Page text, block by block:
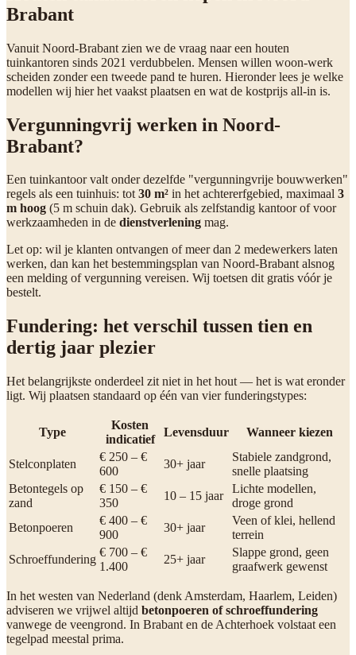
Brabant
Vanuit Noord-Brabant zien we de vraag naar een houten
tuinkantoren sinds 2021 verdubbelen. Mensen willen woon-werk
scheiden zonder een tweede pand te huren. Hieronder lees je welke
modellen wij hier het vaakst plaatsen en wat de kostprijs all-in is.
Vergunningvrij werken in Noord-
Brabant?
Een tuinkantoor valt onder dezelfde "vergunningvrije bouwwerken"
regels als een tuinhuis: tot30 m² in het achtererfgebied, maximaal 3
m hoog (5 m schuin dak). Gebruik als zelfstandig kantoor of voor
werkzaamheden in de dienstverlening mag.
Let op: wil je klanten ontvangen of meer dan 2 medewerkers laten
werken, dan kan het bestemmingsplan van Noord-Brabant alsnog
een melding of vergunning vereisen. Wij toetsen dit gratis vóór je
bestelt.
Fundering: het verschil tussen tien en
dertig jaar plezier
Het belangrijkste onderdeel zit niet in het hout — het is wat eronder
ligt. Wij plaatsen standaard op één van vier funderingstypes:
Type
Kosten
indicatief
Levensduur Wanneer kiezen
Stelconplaten
€ 250 – €
600
30+ jaar
Stabiele zandgrond,
snelle plaatsing
Betontegels op
zand
€ 150 – €
350
10 – 15 jaar
Lichte modellen,
droge grond
Betonpoeren
€ 400 – €
900
30+ jaar
Veen of klei, hellend
terrein
Schroeffundering
€ 700 – €
1.400
25+ jaar
Slappe grond, geen
graafwerk gewenst
In het westen van Nederland (denk Amsterdam, Haarlem, Leiden)
adviseren we vrijwel altijd betonpoeren of schroeffundering
vanwege de veengrond. In Brabant en de Achterhoek volstaat een
tegelpad meestal prima.